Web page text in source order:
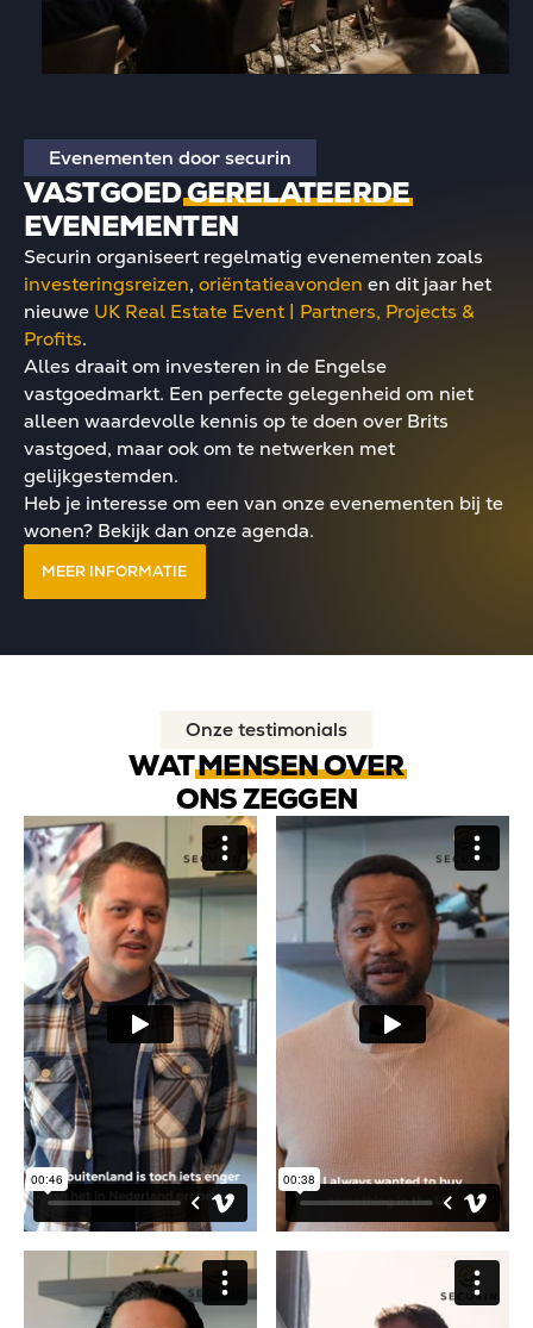
Evenementen door securin
VASTGOEDGERELATEERDE
EVENEMENTEN
Securin organiseert regelmatig evenementen zoals
investeringsreizen, oriëntatieavonden en dit jaar het
nieuwe UK Real Estate Event | Partners, Projects &
Profits.
Alles draait om investeren in de Engelse
vastgoedmarkt. Een perfecte gelegenheid om niet
alleen waardevolle kennis op te doen over Brits
vastgoed, maar ook om te netwerken met
gelijkgestemden.
Heb je interesse om een van onze evenementen bij te
wonen? Bekijk dan onze agenda.
MEER INFORMATIE
Onze testimonials
WATMENSEN OVER
ONS ZEGGEN